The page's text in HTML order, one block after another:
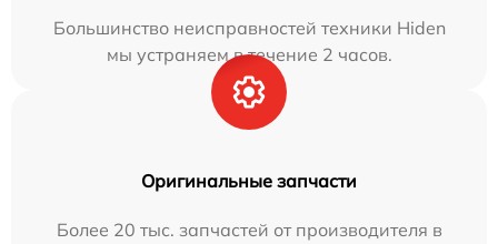
Большинство неисправностей техники Hiden
мы устраняем в течение 2 часов.
Оригинальные запчасти
Более 20 тыс. запчастей от производителя в